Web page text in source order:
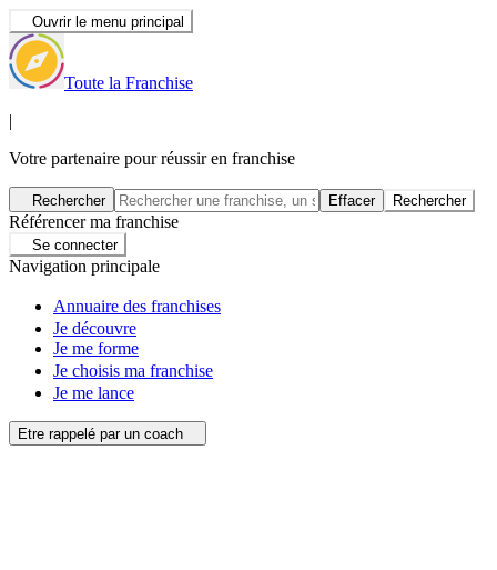
Ouvrir le menu principal
Toute la Franchise
|
Votre partenaire pour réussir en franchise
Rechercher Effacer Rechercher
Référencer ma franchise
Se connecter
Navigation principale
Annuaire des franchises
Je découvre
Je me forme
Je choisis ma franchise
Je me lance
Etre rappelé par un coach